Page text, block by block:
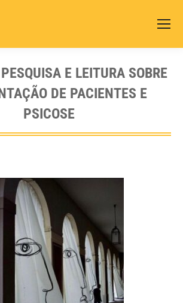
E LEITURA SOBRE
DE PACIENTES E
PSICOSE